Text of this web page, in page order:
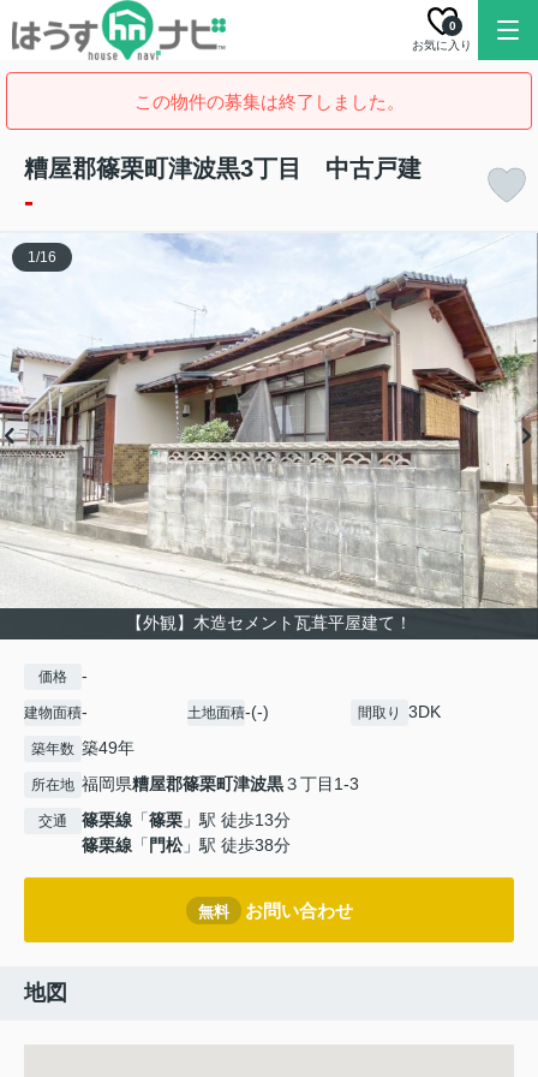
お気に入り
0
この物件の募集は終了しました。
糟屋郡篠栗町津波黒3丁目 中古戸建
-
【外観】木造セメント瓦葺平屋建て！
1/16
価格 -
建物面積- 土地面積-(-) 間取り 3DK
築年数 築49年
所在地 福岡県糟屋郡篠栗町津波黒３丁目1-3
交通 篠栗線 「篠栗 」駅 徒歩13分
篠栗線 「 門松」駅 徒歩38分
無料 お問い合わせ
地図